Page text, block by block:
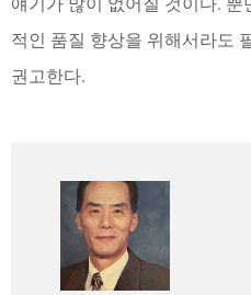
적인 품질 향상을 위해서라도
권고한다.